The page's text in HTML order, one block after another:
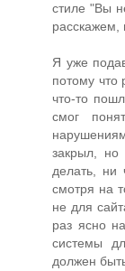
стиле "Вы
расскажем,
Я уже
потому что
что-то
смог
закрыл, но
делать, ни
смотря на
не для
раз ясно
системы
должен